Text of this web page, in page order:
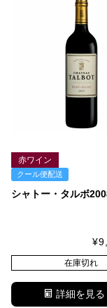
シャトー・タルボ
赤ワイン
クール便配送
¥
在庫切れ
詳細を見る